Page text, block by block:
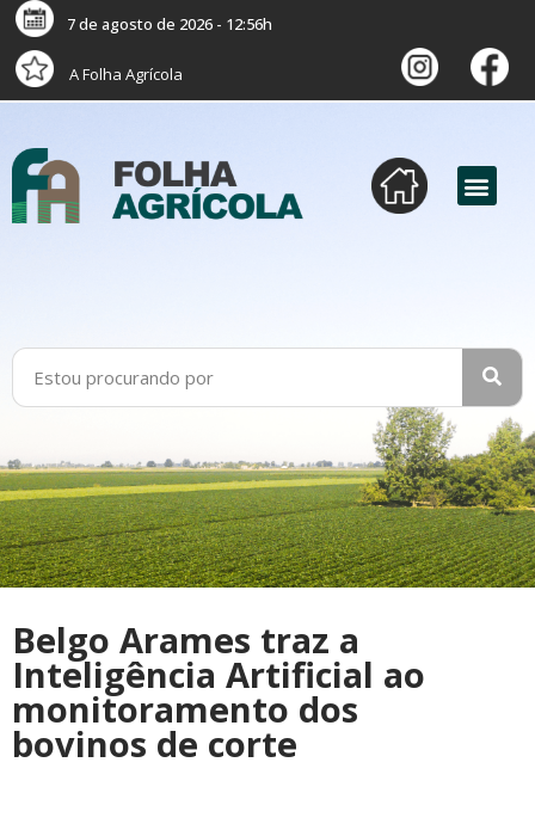
7 de agosto de 2026 - 12:56h
A Folha Agrícola
Belgo Arames traz a
Inteligência Artificial ao
monitoramento dos
bovinos de corte